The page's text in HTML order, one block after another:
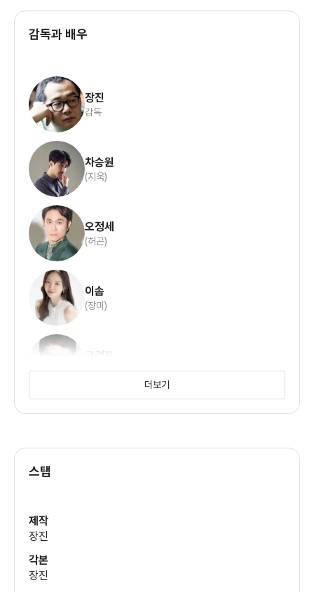
감독과 배우
장진
감독
차승원
(지욱)
오정세
(허곤)
이솜
(장미)
(진우)
더보기
스탭
제작
장진
각본
장진